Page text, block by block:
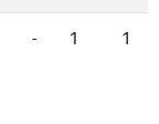
- 1 1